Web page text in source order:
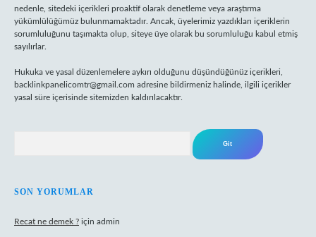
nedenle, sitedeki içerikleri proaktif olarak denetleme veya araştırma
yükümlülüğümüz bulunmamaktadır. Ancak, üyelerimiz yazdıkları içeriklerin
sorumluluğunu taşımakta olup, siteye üye olarak bu sorumluluğu kabul etmiş
sayılırlar.
Hukuka ve yasal düzenlemelere aykırı olduğunu düşündüğünüz içerikleri,
backlinkpanelicomtr@gmail.com adresine bildirmeniz halinde, ilgili içerikler
yasal süre içerisinde sitemizden kaldırılacaktır.
SON YORUMLAR
Recat ne demek ? için admin